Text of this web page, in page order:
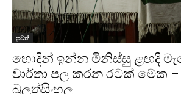
පුවත්
හොදින් ඉන්න මිනිස්සු ළඟදී
වාර්තා පල කරන රටක් මේක
බුලත්සිංහල